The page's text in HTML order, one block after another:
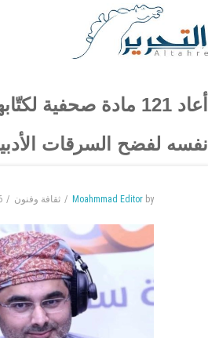
أعاد 121 مادة
نفسه لفضح السرقات
by
Moahmmad Editor ثقافة وفنون 6